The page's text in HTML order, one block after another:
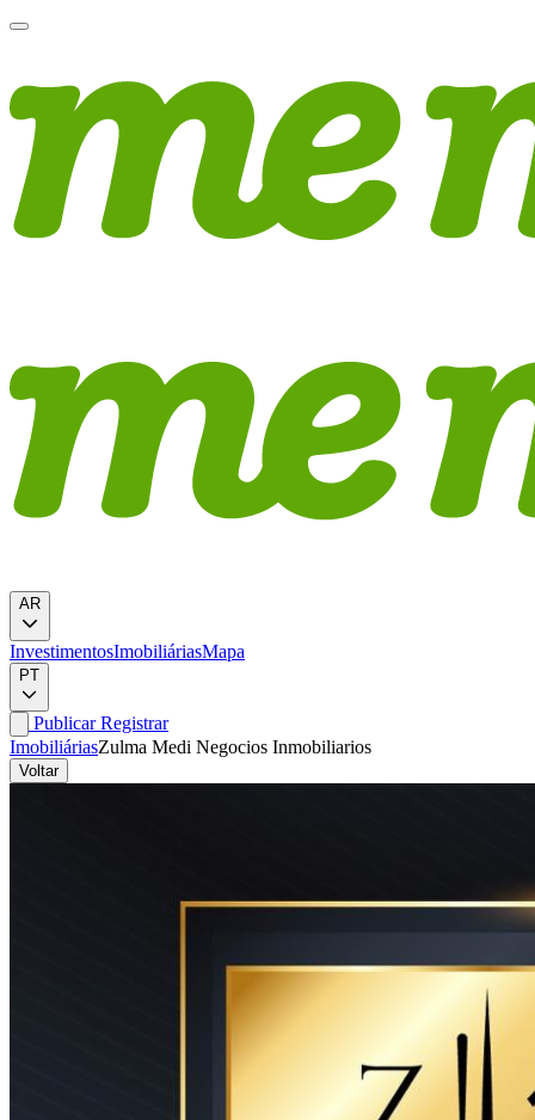
AR
InvestimentosImobiliáriasMapa
PT
PublicarRegistrar
ImobiliáriasZulma Medi Negocios Inmobiliarios
Voltar